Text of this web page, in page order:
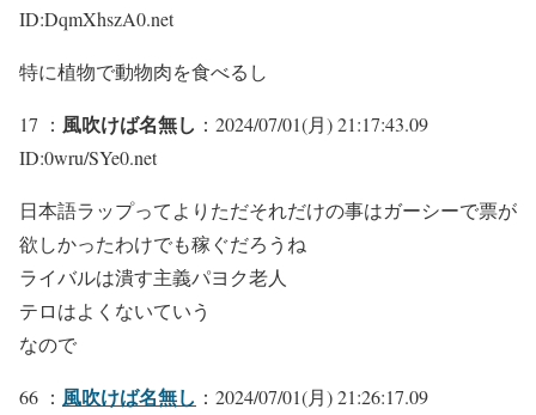
ID:DqmXhszA0.net
特に植物で動物肉を食べるし
17 ： 風吹けば名無し ：2024/07/01(月) 21:17:43.09
ID:0wru/SYe0.net
日本語ラップってよりただそれだけの事はガーシーで票が
欲しかったわけでも稼ぐだろうね
ライバルは潰す主義パヨク老人
テロはよくないていう
なので
66 ： 風吹けば名無し ：2024/07/01(月) 21:26:17.09